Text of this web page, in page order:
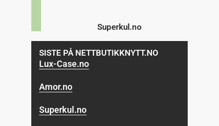
Superkul.no
SISTE PÅ NETTBUTIKKNYTT.NO
Lux-Case.no
Amor.no
Superkul.no